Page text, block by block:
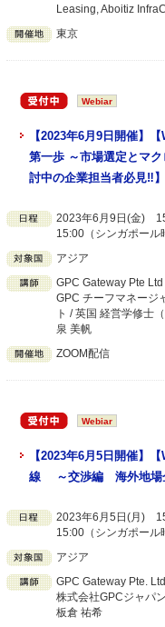
Leasing, Aboitiz
東京
Webiar
【2023年6月9日開催】
第一歩 ～市場選定とマ
討中の企業担当者必見‼】
2023年6月9日(金)
15:00（シンガポール
アジア
GPC Gateway Pte Ltd
GPC チーフマネージ
ト / 英国 経営学修士
泉 美帆
ZOOM配信
Webiar
【2023年6月5日開催】
線 ～交渉編 海外地場
2023年6月5日(月)
15:00（シンガポール
アジア
GPC Gateway Pte.
株式会社GPCジャパ
板倉 祐希